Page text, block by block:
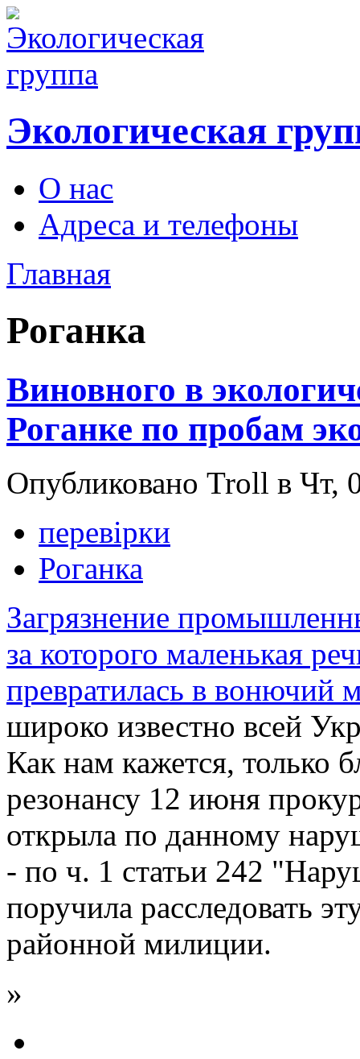
Экологическая
О нас
Адреса и телефоны
Главная
Роганка
Виновного в
Роганке по пробам
Опубликовано Troll в Чт,
перевірки
Роганка
Загрязнение
за которого маленькая
превратилась в вонючий
широко известно всей
Как нам кажется, только
резонансу 12 июня
открыла по данному
- по ч. 1 статьи 242
поручила расследовать
районной милиции.
»